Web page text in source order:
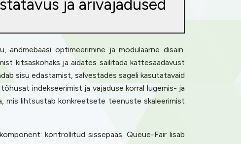
ja ärivajadused
andmebaasi optimeerimine ja modulaarne disain.
kitsaskohaks ja aidates säilitada kättesaadavust
sisu edastamist, salvestades sageli kasutatavaid
indekseerimist ja vajaduse korral lugemis- ja
mis lihtsustab konkreetsete teenuste skaleerimist
kontrollitud sissepääs. Queue-Fair lisab